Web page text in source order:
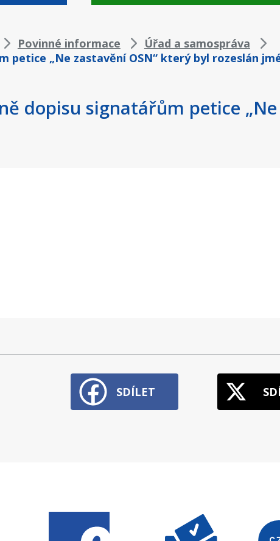
Povinné informace
Úřad a samospráva
„Ne zastavění OSN“ který byl rozeslán
dopisu signatářům petice „Ne
SDÍLET